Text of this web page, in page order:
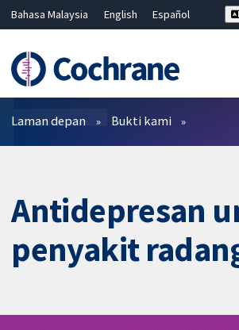
Bahasa Malaysia English
Español
Hrvatski
Deutsch ไทย
繁體中文
简体中文
Penapis
Laman depan Bukti kami
Antidepresan
penyakit